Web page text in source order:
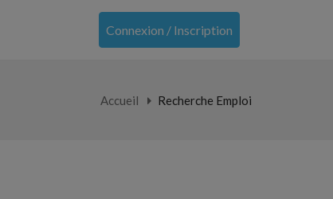
Connexion / Inscription
Accueil Recherche Emploi